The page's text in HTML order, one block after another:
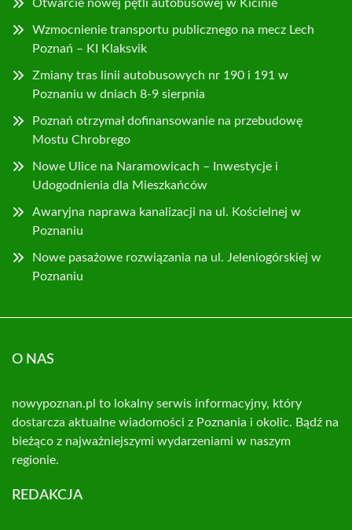
Otwarcie nowej pętli autobusowej w Kicinie
Wzmocnienie transportu publicznego na mecz Lech
Poznań – KI Klaksvik
Zmiany tras linii autobusowych nr 190 i 191 w
Poznaniu w dniach 8-9 sierpnia
Poznań otrzymał dofinansowanie na przebudowę
Mostu Chrobrego
Nowe Ulice na Naramowicach – Inwestycje i
Udogodnienia dla Mieszkańców
Awaryjna naprawa kanalizacji na ul. Kościelnej w
Poznaniu
Nowe pasażowe rozwiązania na ul. Jeleniogórskiej w
Poznaniu
O NAS
nowypoznan.pl to lokalny serwis informacyjny, który
dostarcza aktualne wiadomości z Poznania i okolic. Bądź na
bieżąco z najważniejszymi wydarzeniami w naszym
regionie.
REDAKCJA